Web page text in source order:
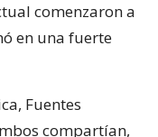
comenzaron a
en una fuerte
Fuentes
compartían,